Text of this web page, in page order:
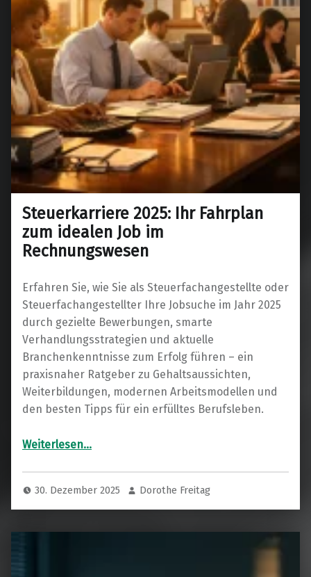
Steuerkarriere 2025: Ihr Fahrplan
zum idealen Job im
Rechnungswesen
Erfahren Sie, wie Sie als Steuerfachangestellte oder
Steuerfachangestellter Ihre Jobsuche im Jahr 2025
durch gezielte Bewerbungen, smarte
Verhandlungsstrategien und aktuelle
Branchenkenntnisse zum Erfolg führen – ein
praxisnaher Ratgeber zu Gehaltsaussichten,
Weiterbildungen, modernen Arbeitsmodellen und
den besten Tipps für ein erfülltes Berufsleben.
Weiterlesen“Steuerkarriere 2025: Ihr Fahrplan zum idealen Job im Rechnungswesen”
…
30. Dezember 2025 Dorothe Freitag